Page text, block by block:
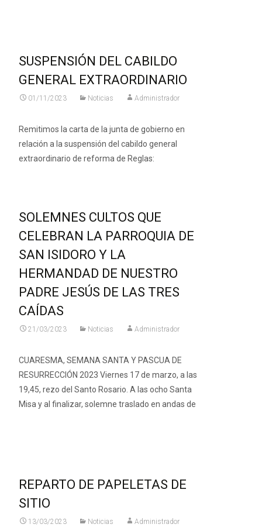
SUSPENSIÓN DEL CABILDO
GENERAL EXTRAORDINARIO
01/11/2023 Noticias Administrador
Remitimos la carta de la junta de gobierno en
relación a la suspensión del cabildo general
extraordinario de reforma de Reglas:
SOLEMNES CULTOS QUE
CELEBRAN LA PARROQUIA DE
SAN ISIDORO Y LA
HERMANDAD DE NUESTRO
PADRE JESÚS DE LAS TRES
CAÍDAS
21/03/2023 Noticias Administrador
CUARESMA, SEMANA SANTA Y PASCUA DE
RESURRECCIÓN 2023 Viernes 17 de marzo, a las
19,45, rezo del Santo Rosario. A las ocho Santa
Misa y al finalizar, solemne traslado en andas de
REPARTO DE PAPELETAS DE
SITIO
13/03/2023 Noticias Administrador